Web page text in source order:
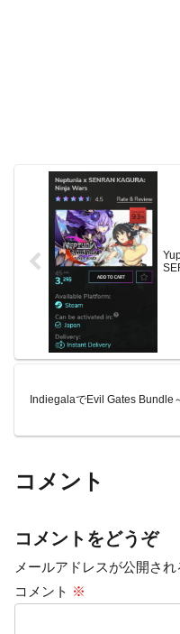
IndiegalaでEvil Gates Bundle
コメント
コメントをどうぞ
メールアドレスが公開され
コメント ※